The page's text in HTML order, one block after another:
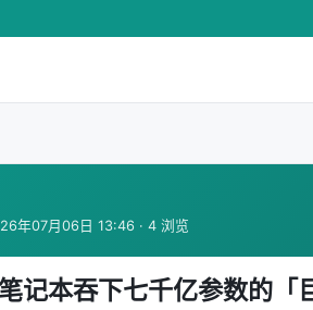
年07月06日 13:46 · 4 浏览
记本吞下七千亿参数的